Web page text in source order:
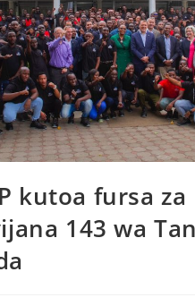
kutoa fursa
143 wa